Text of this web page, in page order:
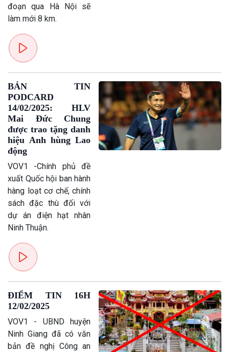
đoạn qua Hà Nội sẽ
làm mới 8 km.
BẢN TIN
PODCARD
14/02/2025: HLV
Mai Đức Chung
được trao tặng danh
hiệu Anh hùng Lao
động
VOV1 -Chính phủ đề
xuất Quốc hội ban hành
hàng loạt cơ chế, chính
sách đặc thù đối với
dự án điện hạt nhân
Ninh Thuận.
ĐIỂM TIN 16H
12/02/2025
VOV1 - UBND huyện
Ninh Giang đã có văn
bản đề nghị Công an